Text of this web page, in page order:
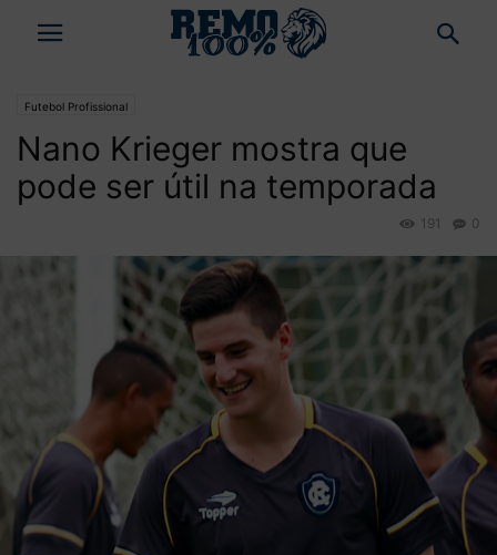
Futebol Profissional
Nano Krieger mostra que
pode ser útil na temporada
0
191